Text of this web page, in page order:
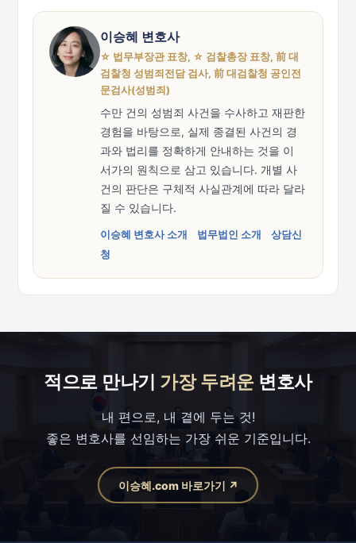
이승혜 변호사
☆ 법무부장관 표창, ☆ 검찰총장 표창, 前 대
검찰청 성범죄전담 검사, 前 대검찰청 공인전
문검사(성범죄)
수만 건의 성범죄 사건을 수사하고 재판한
경험을 바탕으로, 실제 종결된 사건의 경
과와 법리를 정확하게 안내하는 것을 이
서가의 원칙으로 삼고 있습니다. 개별 사
건의 판단은 구체적 사실관계에 따라 달라
질 수 있습니다.
이승혜 변호사 소개 법무법인 소개
상담신
청
적으로 만나기 가장 두려운변호사
내 편으로, 내 곁에 두는 것!
좋은 변호사를 선임하는 가장 쉬운 기준입니다.
이승혜.com 바로가기 ↗